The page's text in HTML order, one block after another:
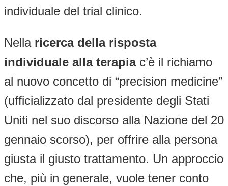
individuale del trial clinico.
Nellaricerca della risposta
individuale alla terapiac’è il richiamo
al nuovo concetto di “precision medicine”
(ufficializzato dal presidente degli Stati
Uniti nel suo discorso alla Nazione del 20
gennaio scorso), per offrire alla persona
giusta il giusto trattamento. Un approccio
che, più in generale, vuole tener conto